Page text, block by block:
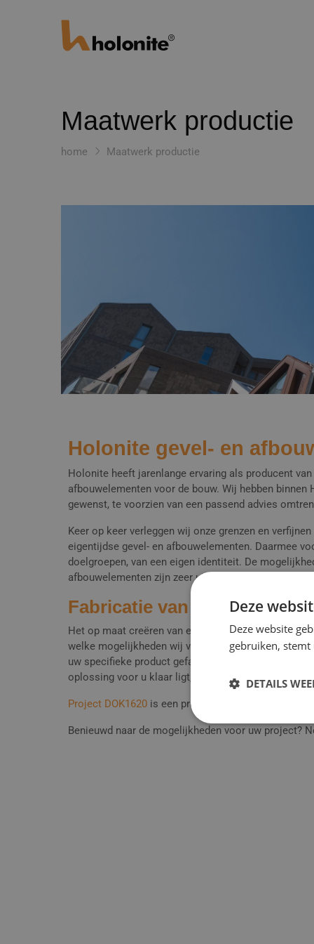
Maatwerk productie
home Maatwerk productie
Holonite gevel- en
Holonite heeft jarenlange ervaring als producent
afbouwelementen voor de bouw. Wij hebben
gewenst, te voorzien van een passend advies
Keer op keer verleggen wij onze grenzen en
eigentijdse gevel- en afbouwelementen. Daarmee
doelgroepen, van een eigen identiteit. De
afbouwelementen zijn zeer uiteenlopend.
Fabricatie van gevel- en
Het op maat creëren van een gevel- en
welke mogelijkheden wij voor u beschikbaar
uw specifieke product gefabriceerd moet worden.
oplossing voor u klaar ligt, wat mogelijk efficiënter
Project DOK1620 is een prachtig voorbeeld van een
Benieuwd naar de mogelijkheden voor uw project?
Deze
Deze website
gebruiken,
DETAILS